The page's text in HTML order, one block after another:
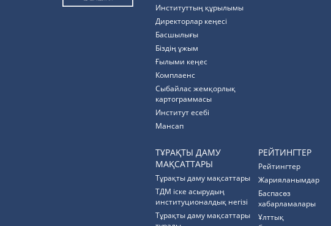
Институттың құрылымы
Директорлар кеңесі
Басшылығы
Біздің ұжым
Ғылыми кеңес
Комплаенс
Cыбайлас жемқорлық
картограммасы
Институт есебі
Мансап
ТҰРАҚТЫ ДАМУ
МАҚСАТТАРЫ
Тұрақты даму мақсаттары
ТДМ іске асырудың
институционалдық негізі
Тұрақты даму мақсаттары
РЕЙТИНГТЕР
Рейтингтер
Жарияланымдар
Баспасөз
хабарламалары
Ұлттық